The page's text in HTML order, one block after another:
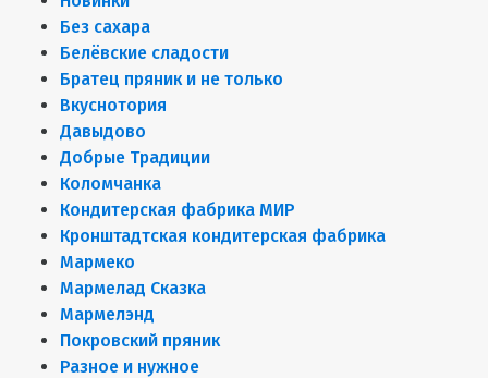
Без сахара
Белёвские сладости
Братец пряник и не только
Вкуснотория
Давыдово
Добрые Традиции
Коломчанка
Кондитерская фабрика МИР
Кронштадтская кондитерская фабрика
Мармеко
Мармелад Сказка
Мармелэнд
Покровский пряник
Разное и нужное